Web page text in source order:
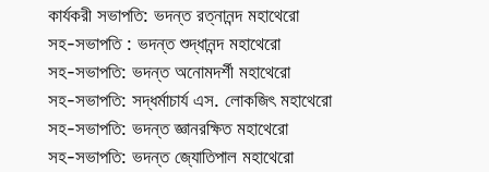
কার্যকরী সভাপতি: ভদন্ত রত্নানন্দ মহাথেরো
সহ-সভাপতি : ভদন্ত শুদ্ধানন্দ মহাথেরো
সহ-সভাপতি: ভদন্ত অনোমদর্শী মহাথেরো
সহ-সভাপতি: সদ্ধর্মাচার্য এস. লোকজিৎ মহাথেরো
সহ-সভাপতি: ভদন্ত জ্ঞানরক্ষিত মহাথেরো
সহ-সভাপতি: ভদন্ত জ্যোতিপাল মহাথেরো